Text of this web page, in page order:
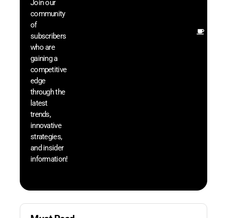
Join our
community
of
subscribers
who are
gaining a
competitive
edge
through the
latest
trends,
innovative
strategies,
and insider
information!